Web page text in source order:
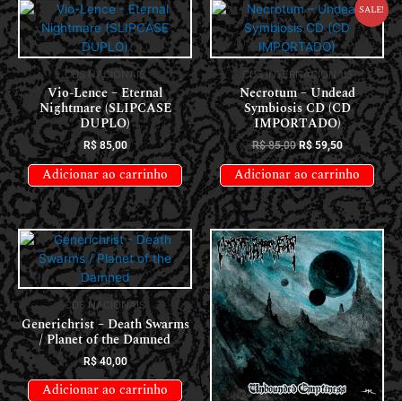
CDS NACIONAIS
Vio-Lence – Eternal
Nightmare (SLIPCASE
DUPLO)
R$85,00
Adicionar ao carrinho
Sale!
CDS INTERNACIONAIS
Necrotum – Undead
Symbiosis CD (CD
IMPORTADO)
R$85,00 R$59,50
Adicionar ao carrinho
CDS NACIONAIS
Generichrist – Death Swarms
/ Planet of the Damned
R$40,00
Adicionar ao carrinho